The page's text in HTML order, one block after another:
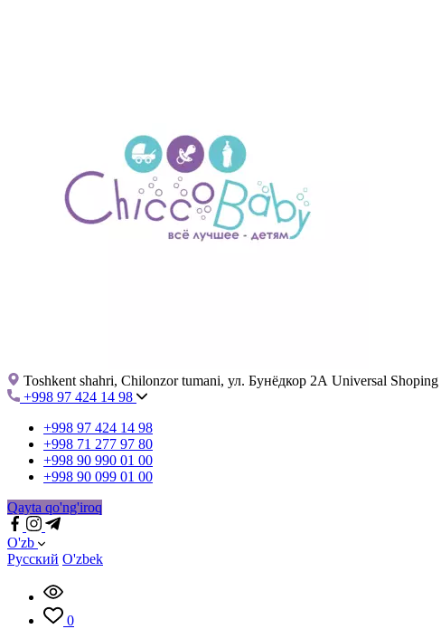
Toshkent shahri, Chilonzor tumani, ул. Бунёдкор 2А Universal
+998 97 424 14 98
+998 97 424 14 98
+998 71 277 97 80
+998 90 990 01 00
+998 90 099 01 00
Qayta qo'ng'iroq
O'zb
Русский O'zbek
0